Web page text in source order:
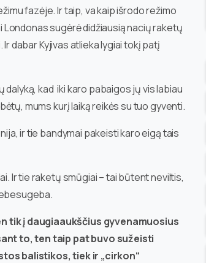
fazėje. Ir taip, va kaip išrodo režimo
sugėrė didžiausią nacių raketų
dabar Kyjivas atlieka lygiai tokį patį
kad iki karo pabaigos jų vis labiau
mums kurį laiką reikės su tuo gyventi.
ir tie bandymai pakeisti karo eigą tais
Ir tie raketų smūgiai – tai būtent neviltis,
tik į daugiaaukščius gyvenamuosius
to, ten taip pat buvo sužeisti
balistikos, tiek ir „cirkon“